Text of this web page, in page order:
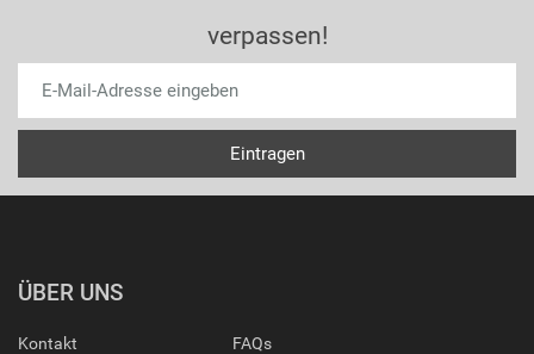
verpassen!
ÜBER UNS
Kontakt FAQs